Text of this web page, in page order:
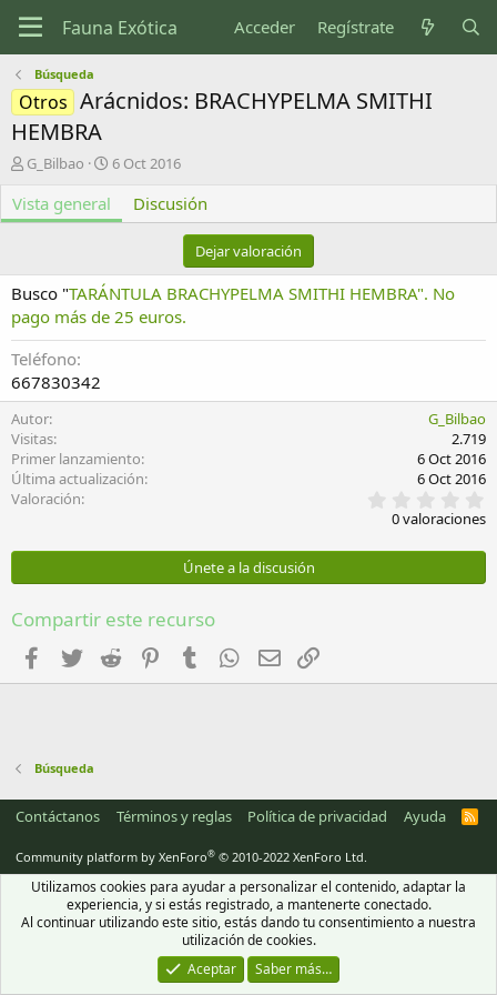
Acceder Regístrate
Búsqueda
Otros Arácnidos: BRACHYPELMA SMITHI
HEMBRA
A
t
o
G_Bilbao
F
h
c
r
e
i
6 Oct 2016
Vista general Discusión
Dejar valoración
Busco "TARÁNTULA BRACHYPELMA SMITHI HEMBRA". No
pago más de 25 euros.
Teléfono
667830342
Autor
G_Bilbao
Visitas
2.719
Primer lanzamiento
6 Oct 2016
Última actualización
6 Oct 2016
Valoración
,
0
s
a
0 valoraciones
Únete a la discusión
Compartir este recurso
Facebook
Twitter Reddit PinterestTumblr WhatsApp
Email
Búsqueda
Contáctanos Términos y reglas Política de privacidad Ayuda
R
Community platform by XenForo® © 2010-2022 XenForo Ltd.
Utilizamos cookies para ayudar a personalizar el contenido, adaptar la
experiencia, y si estás registrado, a mantenerte conectado.
Al continuar utilizando este sitio, estás dando tu consentimiento a nuestra
utilización de cookies.
Aceptar
Saber más…